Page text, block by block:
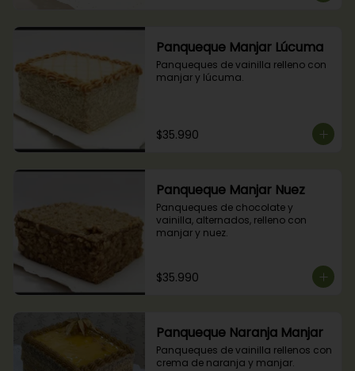
Panqueque Manjar Lúcuma
Panqueques de vainilla relleno con
manjar y lúcuma.
$35.990
Panqueque Manjar Nuez
Panqueques de chocolate y
vainilla, alternados, relleno con
manjar y nuez.
$35.990
Panqueque Naranja Manjar
Panqueques de vainilla rellenos con
crema de naranja y manjar.